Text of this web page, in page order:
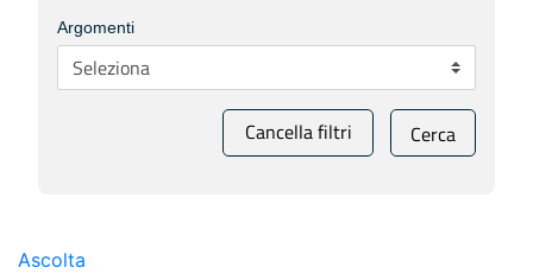
Argomenti
Cancella filtri Cerca
Ascolta